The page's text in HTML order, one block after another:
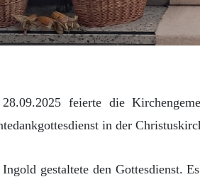
feierte die
in der
gestaltete den Gottesdienst.